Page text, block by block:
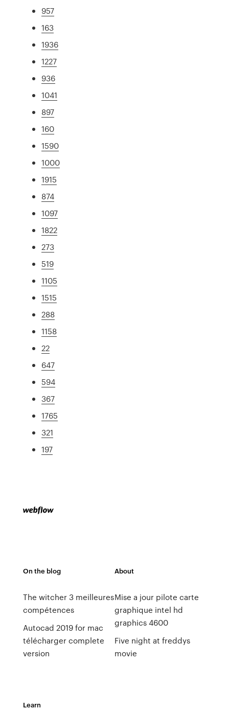
957
163
1936
1227
936
1041
897
160
1590
1000
1915
874
1097
1822
273
519
1105
1515
288
1158
22
647
594
367
1765
321
197
On the blog
The witcher 3 meilleures
compétences
Autocad 2019 for mac
télécharger complete
version
About
Mise a jour pilote carte
graphique intel hd
graphics 4600
Five night at freddys
movie
Learn